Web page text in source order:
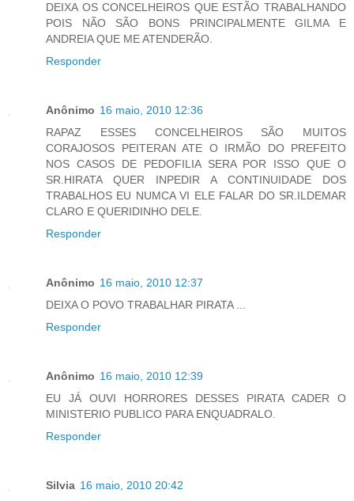
DEIXA OS CONCELHEIROS QUE ESTÃO TRABALHANDO
POIS NÃO SÃO BONS PRINCIPALMENTE GILMA E
ANDREIA QUE ME ATENDERÃO.
Responder
Anônimo 16 maio, 2010 12:36
RAPAZ ESSES CONCELHEIROS SÃO MUITOS
CORAJOSOS PEITERAN ATE O IRMÃO DO PREFEITO
NOS CASOS DE PEDOFILIA SERA POR ISSO QUE O
SR.HIRATA QUER INPEDIR A CONTINUIDADE DOS
TRABALHOS EU NUMCA VI ELE FALAR DO SR.ILDEMAR
CLARO E QUERIDINHO DELE.
Responder
Anônimo 16 maio, 2010 12:37
DEIXA O POVO TRABALHAR PIRATA ...
Responder
Anônimo 16 maio, 2010 12:39
EU JÁ OUVI HORRORES DESSES PIRATA CADER O
MINISTERIO PUBLICO PARA ENQUADRALO.
Responder
Silvia 16 maio, 2010 20:42